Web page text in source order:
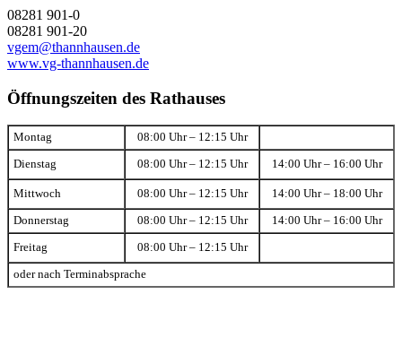
08281 901-0
08281 901-20
vgem@thannhausen.de
www.vg-thannhausen.de
Öffnungszeiten des Rathauses
Montag 08:00 Uhr – 12:15 Uhr
Dienstag 08:00 Uhr – 12:15 Uhr 14:00 Uhr – 16:00 Uhr
Mittwoch 08:00 Uhr – 12:15 Uhr 14:00 Uhr – 18:00 Uhr
Donnerstag 08:00 Uhr – 12:15 Uhr 14:00 Uhr – 16:00 Uhr
Freitag 08:00 Uhr – 12:15 Uhr
oder nach Terminabsprache